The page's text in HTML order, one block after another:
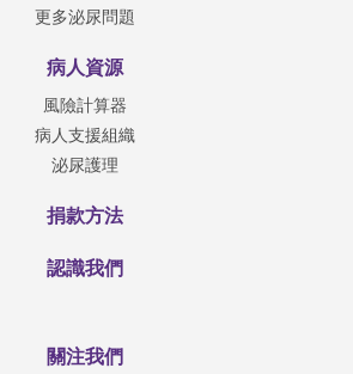
更多泌尿問題
病人資源
風險計算器
病人支援組織
泌尿護理
捐款方法
認識我們
關注我們